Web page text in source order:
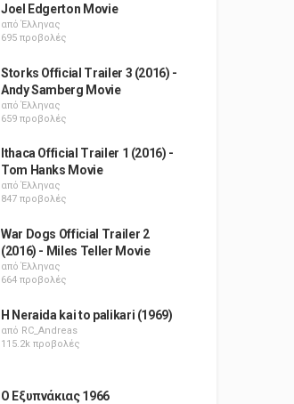
Joel Edgerton Movie
απόΈλληνας
695 προβολές
Storks Official Trailer 3 (2016) -
Andy Samberg Movie
απόΈλληνας
659 προβολές
Ithaca Official Trailer 1 (2016) -
Tom Hanks Movie
απόΈλληνας
847 προβολές
War Dogs Official Trailer 2
(2016) - Miles Teller Movie
απόΈλληνας
664 προβολές
H Neraida kai to palikari (1969)
από RC_Andreas
115.2k προβολές
Ο Εξυπνάκιας 1966